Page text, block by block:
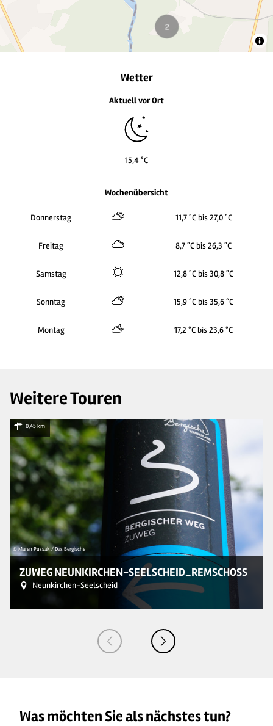
Wetter
Aktuell vor Ort
15,4 °C
Wochenübersicht
Donnerstag 11,7 °C bis 27,0 °C
Freitag 8,7 °C bis 26,3 °C
Samstag 12,8 °C bis 30,8 °C
Sonntag 15,9 °C bis 35,6 °C
Montag 17,2 °C bis 23,6 °C
Weitere Touren
0,45 km
© Maren Pussak / Das Bergische
ZUWEG NEUNKIRCHEN-SEELSCHEID_REMSCHOSS
Neunkirchen-Seelscheid
Was möchten Sie als nächstes tun?